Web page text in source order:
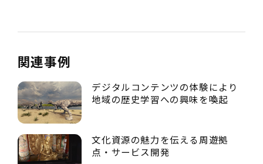
関連事例
デジタルコンテンツの体験により
地域の歴史学習への興味を喚起
文化資源の魅力を伝える周遊拠
点・サービス開発